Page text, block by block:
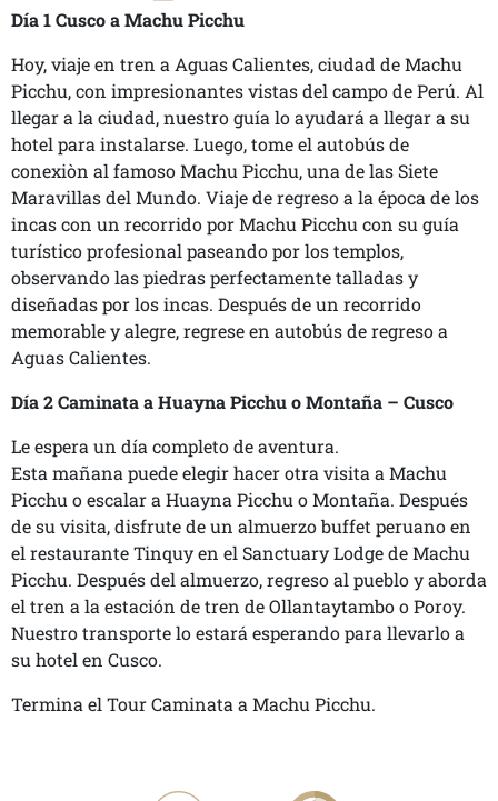
Día 1 Cusco a Machu Picchu
Hoy, viaje en tren a Aguas Calientes, ciudad de Machu
Picchu, con impresionantes vistas del campo de Perú. Al
llegar a la ciudad, nuestro guía lo ayudará a llegar a su
hotel para instalarse. Luego, tome el autobús de
conexiòn al famoso Machu Picchu, una de las Siete
Maravillas del Mundo. Viaje de regreso a la época de los
incas con un recorrido por Machu Picchu con su guía
turístico profesional paseando por los templos,
observando las piedras perfectamente talladas y
diseñadas por los incas. Después de un recorrido
memorable y alegre, regrese en autobús de regreso a
Aguas Calientes.
Día 2 Caminata a Huayna Picchu o Montaña – Cusco
Le espera un día completo de aventura.
Esta mañana puede elegir hacer otra visita a Machu
Picchu o escalar a Huayna Picchu o Montaña. Después
de su visita, disfrute de un almuerzo buffet peruano en
el restaurante Tinquy en el Sanctuary Lodge de Machu
Picchu. Después del almuerzo, regreso al pueblo y aborda
el tren a la estación de tren de Ollantaytambo o Poroy.
Nuestro transporte lo estará esperando para llevarlo a
su hotel en Cusco.
Termina el Tour Caminata a Machu Picchu.